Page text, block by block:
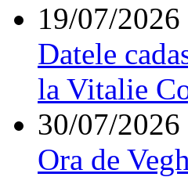
19/07/
Datele
la Vitalie
30/07/
Ora de